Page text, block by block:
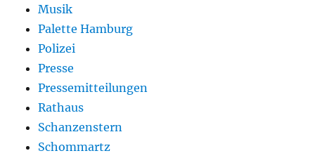
Musik
Palette Hamburg
Polizei
Presse
Pressemitteilungen
Rathaus
Schanzenstern
Schommartz